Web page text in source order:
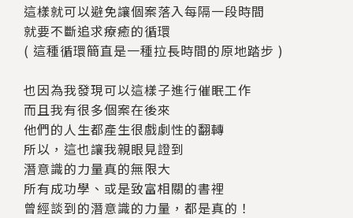
這樣就可以避免讓個案落入每隔一段時間
就要不斷追求療癒的循環
( 這種循環簡直是一種拉長時間的原地踏步 )
也因為我發現可以這樣子進行催眠工作
而且我有很多個案在後來
他們的人生都產生很戲劇性的翻轉
所以，這也讓我親眼見證到
潛意識的力量真的無限大
所有成功學、或是致富相關的書裡
曾經談到的潛意識的力量，都是真的！